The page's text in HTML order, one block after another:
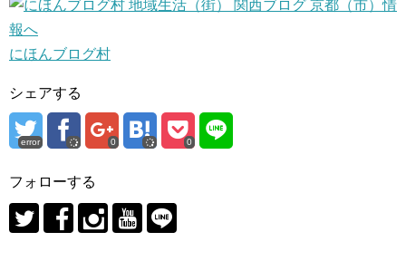
にほんブログ村
シェアする
error 0 0
フォローする